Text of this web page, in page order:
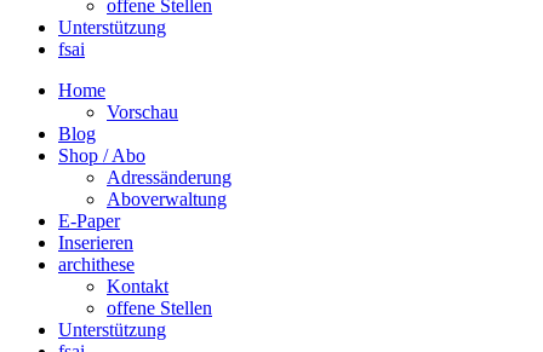
offene Stellen
Unterstützung
fsai
Home
Vorschau
Blog
Shop / Abo
Adressänderung
Aboverwaltung
E-Paper
Inserieren
archithese
Kontakt
offene Stellen
Unterstützung